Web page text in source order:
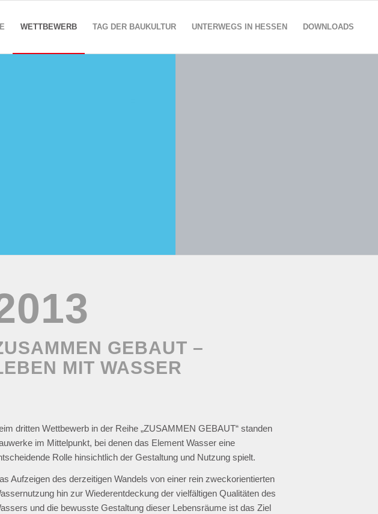
WETTBEWERB TAG DER BAUKULTUR UNTERWEGS IN HESSEN DOWNLOADS
GEBAUT –
MIT WASSER
dritten Wettbewerb in der Reihe „ZUSAMMEN GEBAUT“ standen
im Mittelpunkt, bei denen das Element Wasser eine
Rolle hinsichtlich der Gestaltung und Nutzung spielt.
Aufzeigen des derzeitigen Wandels von einer rein zweckorientierten
hin zur Wiederentdeckung der vielfältigen Qualitäten des
und die bewusste Gestaltung dieser Lebensräume ist das Ziel